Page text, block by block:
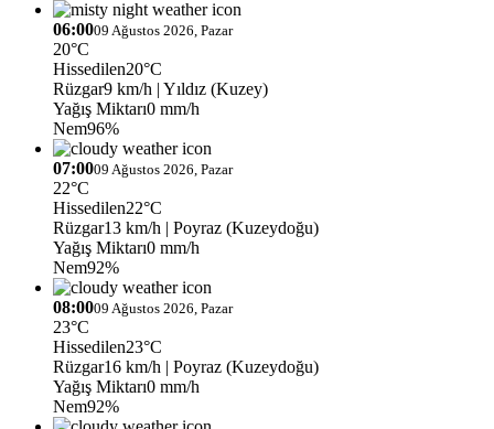
06:0009 Ağustos 2026, Pazar
20°C
Hissedilen20°C
Rüzgar9 km/h | Yıldız (Kuzey)
Yağış Miktarı0 mm/h
Nem96%
07:0009 Ağustos 2026, Pazar
22°C
Hissedilen22°C
Rüzgar13 km/h | Poyraz (Kuzeydoğu)
Yağış Miktarı0 mm/h
Nem92%
08:0009 Ağustos 2026, Pazar
23°C
Hissedilen23°C
Rüzgar16 km/h | Poyraz (Kuzeydoğu)
Yağış Miktarı0 mm/h
Nem92%